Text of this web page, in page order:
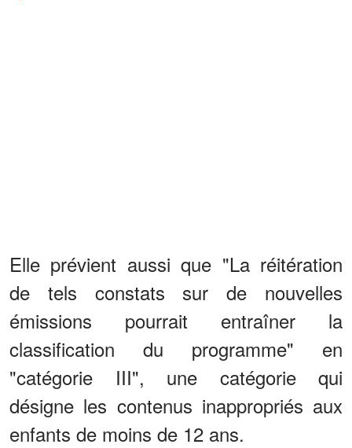
Elle prévient aussi que "La réitération
de tels constats sur de nouvelles
émissions pourrait entraîner la
classification du programme" en
"catégorie III", une catégorie qui
désigne les contenus inappropriés aux
enfants de moins de 12 ans.